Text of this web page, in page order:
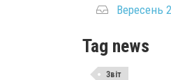
Вересень
Tag news
Звіт